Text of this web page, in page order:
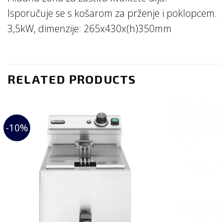
Isporučuje se s košarom za prženje i poklopcem.
3,5kW, dimenzije: 265x430x(h)350mm
RELATED PRODUCTS
-10%